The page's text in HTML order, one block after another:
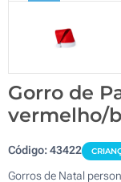
Gorro de
vermelho/
Código:43422
Gorros de Natal